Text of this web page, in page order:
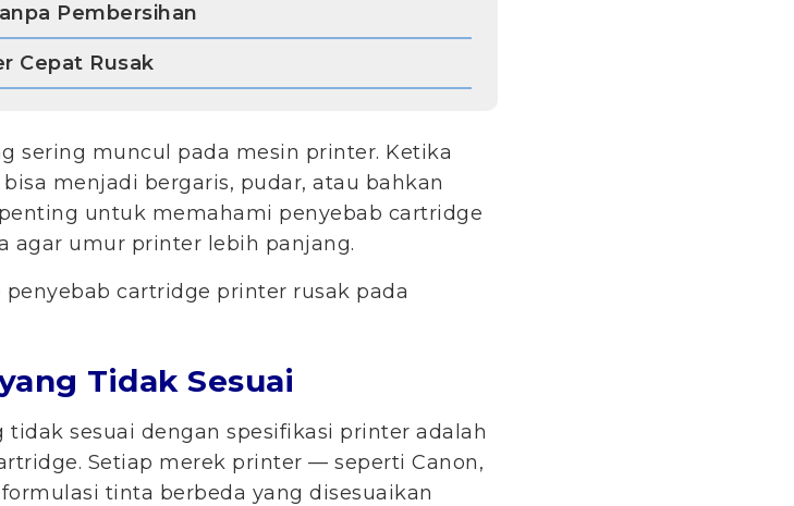
Pembersihan
Cepat Rusak
sering muncul pada mesin printer. Ketika
menjadi bergaris, pudar, atau bahkan
untuk memahami penyebab cartridge
agar umur printer lebih panjang.
cartridge printer rusak pada
Tidak Sesuai
tidak sesuai dengan spesifikasi printer adalah
Setiap merek printer — seperti Canon,
tinta berbeda yang disesuaikan